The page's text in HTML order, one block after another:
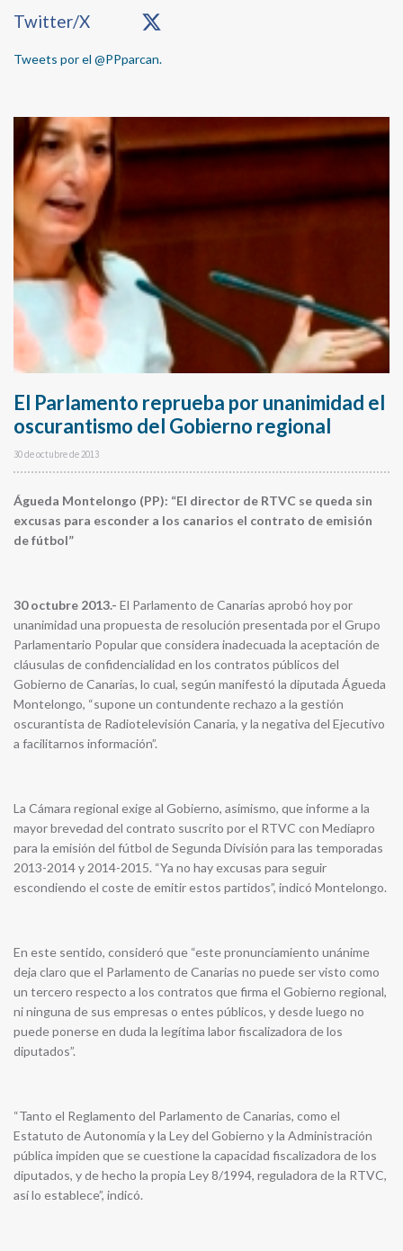
El Parlamento reprueba por unanimidad el
oscurantismo del Gobierno regional
30 de octubre de 2013
Águeda Montelongo (PP): “El director de RTVC se queda sin
excusas para esconder a los canarios el contrato de emisión
de fútbol”
30 octubre 2013.- El Parlamento de Canarias aprobó hoy por
unanimidad una propuesta de resolución presentada por el Grupo
Parlamentario Popular que considera inadecuada la aceptación de
cláusulas de confidencialidad en los contratos públicos del
Gobierno de Canarias, lo cual, según manifestó la diputada Águeda
Montelongo, “supone un contundente rechazo a la gestión
oscurantista de Radiotelevisión Canaria, y la negativa del Ejecutivo
a facilitarnos información”.
La Cámara regional exige al Gobierno, asimismo, que informe a la
mayor brevedad del contrato suscrito por el RTVC con Mediapro
para la emisión del fútbol de Segunda División para las temporadas
2013-2014 y 2014-2015. “Ya no hay excusas para seguir
escondiendo el coste de emitir estos partidos”, indicó Montelongo.
En este sentido, consideró que “este pronunciamiento unánime
deja claro que el Parlamento de Canarias no puede ser visto como
un tercero respecto a los contratos que firma el Gobierno regional,
ni ninguna de sus empresas o entes públicos, y desde luego no
puede ponerse en duda la legítima labor fiscalizadora de los
diputados”.
“Tanto el Reglamento del Parlamento de Canarias, como el
Estatuto de Autonomía y la Ley del Gobierno y la Administración
pública impiden que se cuestione la capacidad fiscalizadora de los
diputados, y de hecho la propia Ley 8/1994, reguladora de la RTVC,
así lo establece”, indicó.
Primary
Twitter/X
Tweets por el @PPparcan.